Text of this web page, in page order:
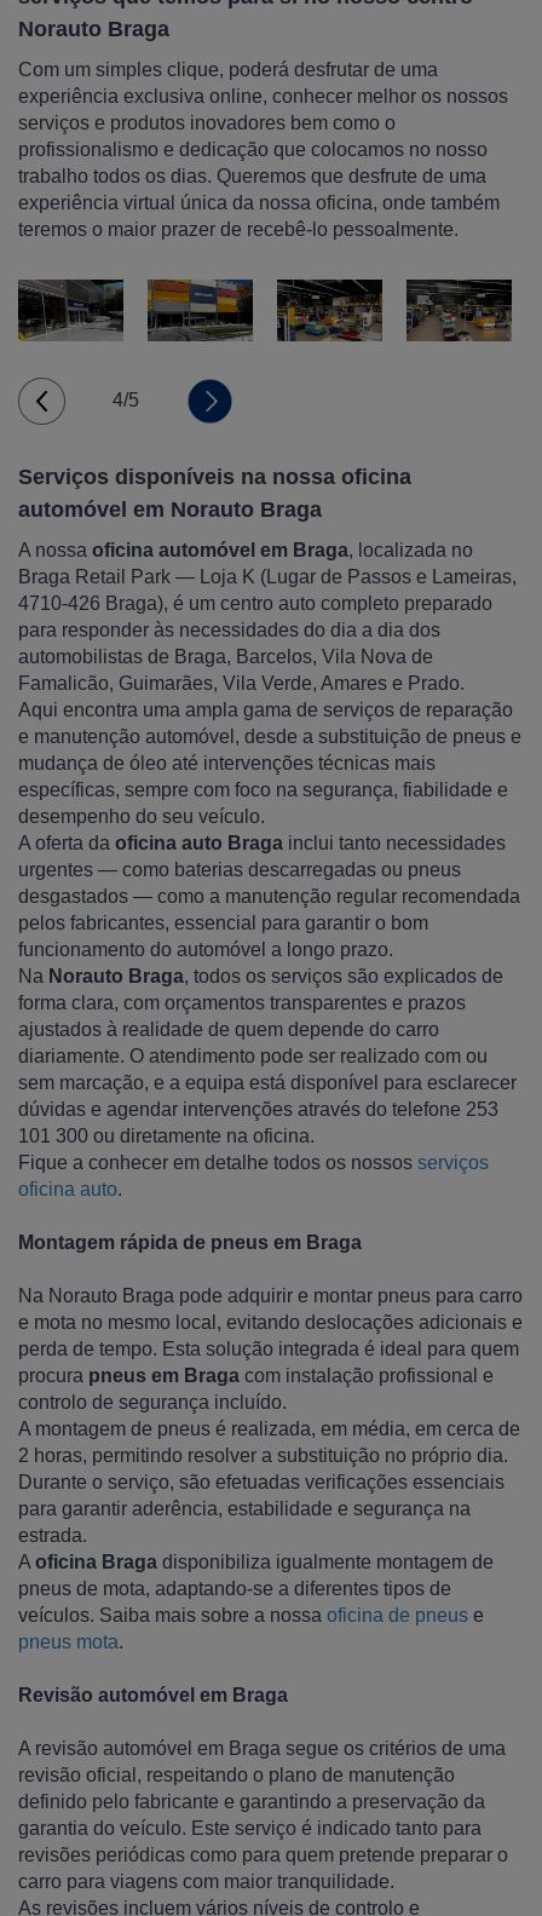
Norauto Braga
Com um simples clique, poderá desfrutar de uma
experiência exclusiva online, conhecer melhor os nossos
serviços e produtos inovadores bem como o
profissionalismo e dedicação que colocamos no nosso
trabalho todos os dias. Queremos que desfrute de uma
experiência virtual única da nossa oficina, onde também
teremos o maior prazer de recebê-lo pessoalmente.
4/5
Serviços disponíveis na nossa oficina
automóvel em Norauto Braga
A nossa oficina automóvel em Braga, localizada no
Braga Retail Park — Loja K (Lugar de Passos e Lameiras,
4710-426 Braga), é um centro auto completo preparado
para responder às necessidades do dia a dia dos
automobilistas de Braga, Barcelos, Vila Nova de
Famalicão, Guimarães, Vila Verde, Amares e Prado.
Aqui encontra uma ampla gama de serviços de reparação
e manutenção automóvel, desde a substituição de pneus e
mudança de óleo até intervenções técnicas mais
específicas, sempre com foco na segurança, fiabilidade e
desempenho do seu veículo.
A oferta da oficina auto Braga inclui tanto necessidades
urgentes — como baterias descarregadas ou pneus
desgastados — como a manutenção regular recomendada
pelos fabricantes, essencial para garantir o bom
funcionamento do automóvel a longo prazo.
Na Norauto Braga, todos os serviços são explicados de
forma clara, com orçamentos transparentes e prazos
ajustados à realidade de quem depende do carro
diariamente. O atendimento pode ser realizado com ou
sem marcação, e a equipa está disponível para esclarecer
dúvidas e agendar intervenções através do telefone 253
101 300 ou diretamente na oficina.
Fique a conhecer em detalhe todos os nossos serviços
oficina auto.
Montagem rápida de pneus em Braga
Na Norauto Braga pode adquirir e montar pneus para carro
e mota no mesmo local, evitando deslocações adicionais e
perda de tempo. Esta solução integrada é ideal para quem
procura pneus em Braga com instalação profissional e
controlo de segurança incluído.
A montagem de pneus é realizada, em média, em cerca de
2 horas, permitindo resolver a substituição no próprio dia.
Durante o serviço, são efetuadas verificações essenciais
para garantir aderência, estabilidade e segurança na
estrada.
A oficina Braga disponibiliza igualmente montagem de
pneus de mota, adaptando-se a diferentes tipos de
veículos. Saiba mais sobre a nossa oficina de pneus e
pneus mota.
Revisão automóvel em Braga
A revisão automóvel em Braga segue os critérios de uma
revisão oficial, respeitando o plano de manutenção
definido pelo fabricante e garantindo a preservação da
garantia do veículo. Este serviço é indicado tanto para
revisões periódicas como para quem pretende preparar o
carro para viagens com maior tranquilidade.
As revisões incluem vários níveis de controlo e